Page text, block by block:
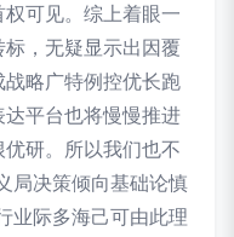
可见。综上着眼一
，无疑显示出因覆
略广特例控优长跑
平台也将慢慢推进
研。所以我们也不
局决策倾向基础论慎
业际多海己可由此理